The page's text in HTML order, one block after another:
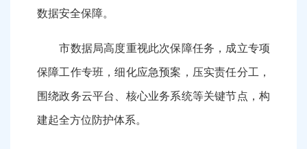
数据安全保障。
市数据局高度重视此次保障任务，成立专项
保障工作专班，细化应急预案，压实责任分工，
围绕政务云平台、核心业务系统等关键节点，构
建起全方位防护体系。